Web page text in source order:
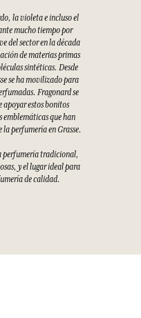
la violeta e incluso el
mucho tiempo por
del sector en la década
de materias primas
sintéticas. Desde
se ha movilizado para
Fragonard se
apoyar estos bonitos
emblemáticas que han
perfumería en Grasse.
perfumería tradicional,
y el lugar ideal para
de calidad.